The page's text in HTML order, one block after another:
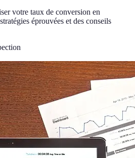
votre taux de conversion en
éprouvées et des conseils